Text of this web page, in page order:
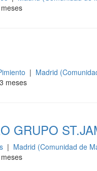
| Madrid
meses
GRUPO
| Madrid (Comunidad de